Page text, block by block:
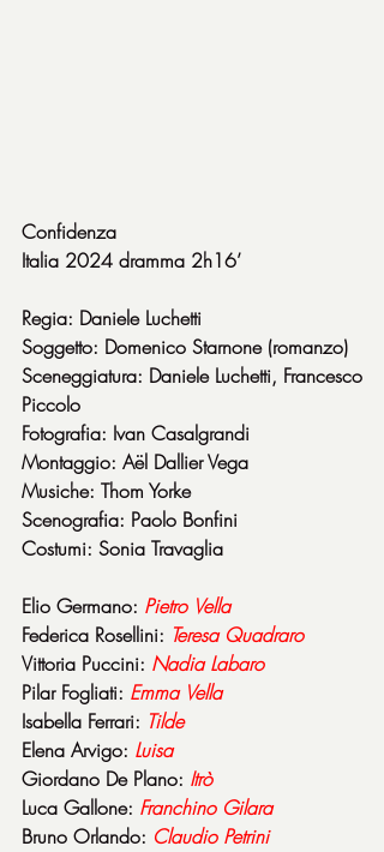
Confidenza
Italia 2024 dramma 2h16’
Regia: Daniele Luchetti
Soggetto: Domenico Starnone (romanzo)
Sceneggiatura: Daniele Luchetti, Francesco
Piccolo
Fotografia: Ivan Casalgrandi
Montaggio: Aël Dallier Vega
Musiche: Thom Yorke
Scenografia: Paolo Bonfini
Costumi: Sonia Travaglia
Elio Germano: Pietro Vella
Federica Rosellini: Teresa Quadraro
Vittoria Puccini: Nadia Labaro
Pilar Fogliati: Emma Vella
Isabella Ferrari: Tilde
Elena Arvigo: Luisa
Giordano De Plano: Itrò
Luca Gallone: Franchino Gilara
Bruno Orlando: Claudio Petrini